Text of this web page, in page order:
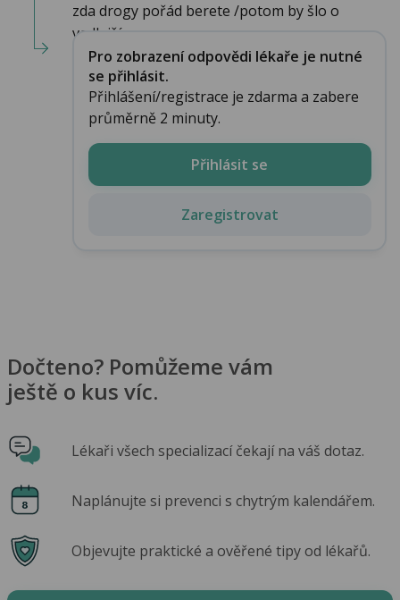
zda drogy pořád berete /potom by šlo o
vedlejší ...
Pro zobrazení odpovědi lékaře je nutné
se přihlásit.
Přihlášení/registrace je zdarma a zabere
průměrně 2 minuty.
Přihlásit se
Zaregistrovat
Dočteno? Pomůžeme vám
ještě o kus víc.
Lékaři všech specializací čekají na váš dotaz.
Naplánujte si prevenci s chytrým kalendářem.
Objevujte praktické a ověřené tipy od lékařů.